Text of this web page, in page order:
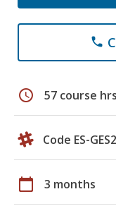
phone
schedule 57 course hrs
Code ES-
calendar_today 3 months